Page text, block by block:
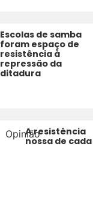
Escolas de samba
foram espaço de
resistência à
repressão da
ditadura
OpiniãoA resistência
nossa de